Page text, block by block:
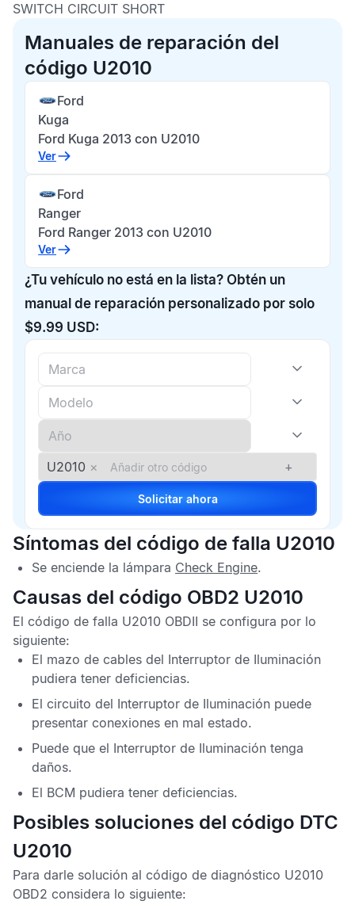
SWITCH CIRCUIT SHORT
Manuales de reparación del
código U2010
Ford
Kuga
Ford Kuga 2013 con U2010
Ver
Ford
Ranger
Ford Ranger 2013 con U2010
Ver
¿Tu vehículo no está en la lista? Obtén un
manual de reparación personalizado por solo
$9.99 USD:
U2010 × +
Solicitar ahora
Síntomas del código de falla U2010
Se enciende la lámpara Check Engine.
Causas del código OBD2 U2010
El código de falla U2010 OBDII se configura por lo
siguiente:
El mazo de cables del Interruptor de Iluminación
pudiera tener deficiencias.
El circuito del Interruptor de Iluminación puede
presentar conexiones en mal estado.
Puede que el Interruptor de Iluminación tenga
daños.
El BCM pudiera tener deficiencias.
Posibles soluciones del código DTC
U2010
Para darle solución al código de diagnóstico U2010
OBD2 considera lo siguiente: